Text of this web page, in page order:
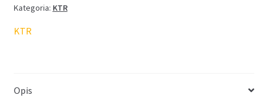
48
PA
Kategoria: KTR
KTR
Opis